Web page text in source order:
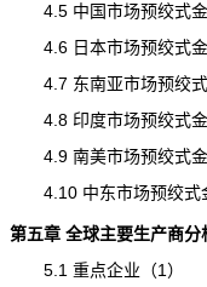
4.5 中国市场预绞式金
4.6 日本市场预绞式金
4.7 东南亚市场预绞式
4.8 印度市场预绞式金
4.9 南美市场预绞式金
4.10 中东市场预绞式金
第五章 全球主要生产商分
5.1 重点企业（1）